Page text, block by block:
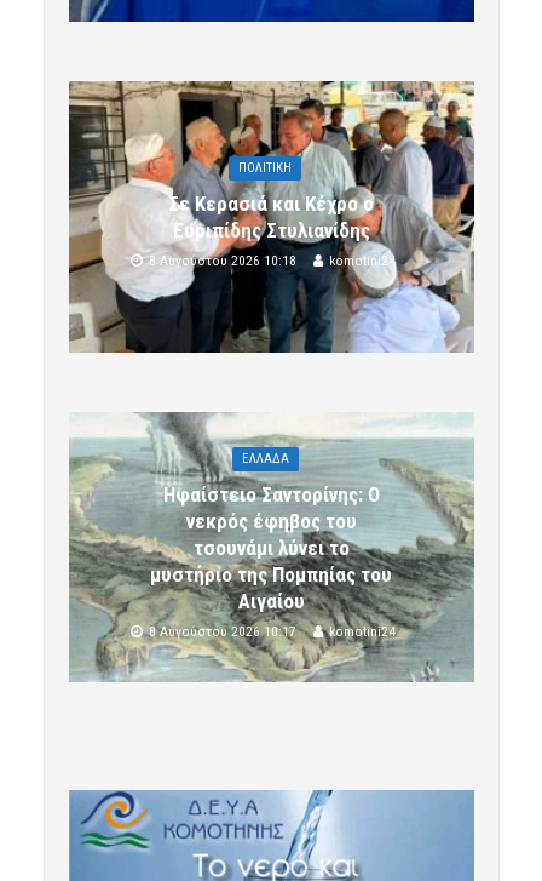
ΠΟΛΙΤΙΚΗ
Σε Κερασιά και Κέχρο ο
Ευριπίδης Στυλιανίδης
8 Αυγούστου 2026 10:18 komotini24
ΕΛΛΑΔΑ
Ηφαίστειο Σαντορίνης: Ο
νεκρός έφηβος του
τσουνάμι λύνει το
μυστήριο της Πομπηίας του
Αιγαίου
8 Αυγούστου 2026 10:17 komotini24